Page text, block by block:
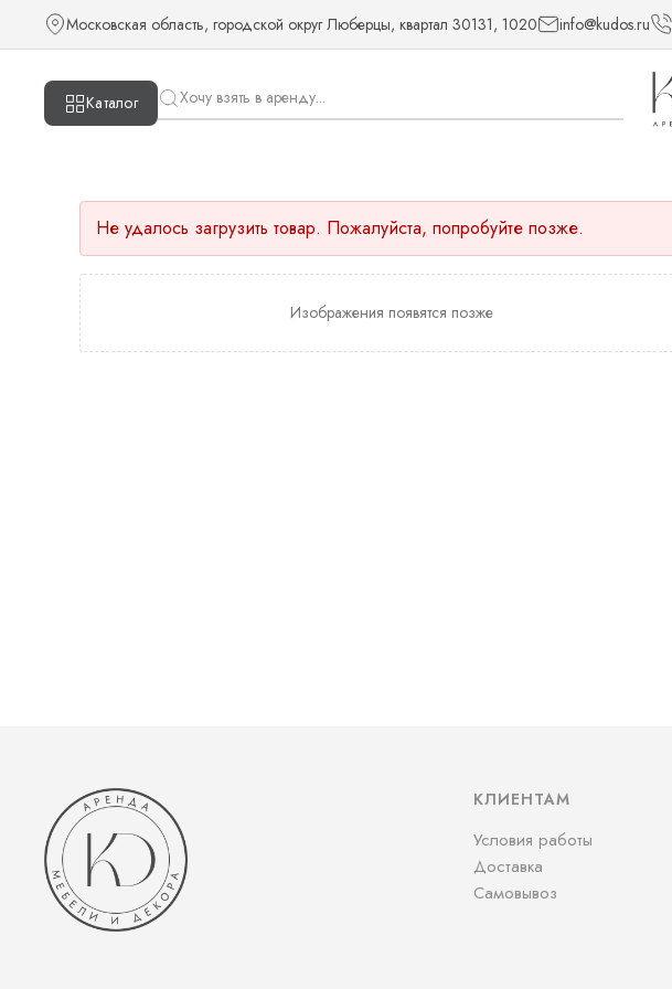
Московская область, городской округ Люберцы, квартал 30131, 1020 info@kudos.ru
Каталог
Не удалось загрузить товар. Пожалуйста, попробуйте позже.
Изображения появятся позже
КЛИЕНТАМ
Условия работы
Доставка
Самовывоз